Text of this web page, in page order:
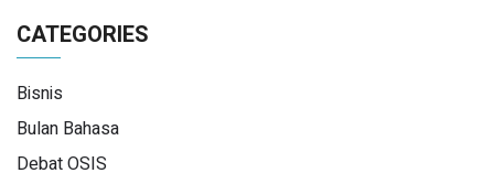
CATEGORIES
Bisnis
Bulan Bahasa
Debat OSIS